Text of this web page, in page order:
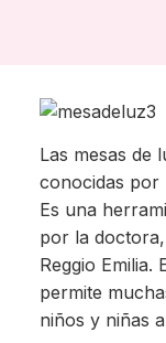
Las mesas de
conocidas por
Es una
por la
Reggio Emilia.
permite
niños y niñas